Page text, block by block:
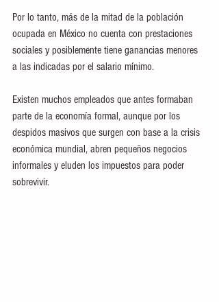
Por lo tanto, más de la mitad de la población
ocupada en México no cuenta con prestaciones
sociales y posiblemente tiene ganancias menores
a las indicadas por el salario mínimo.
Existen muchos empleados que antes formaban
parte de la economía formal, aunque por los
despidos masivos que surgen con base a la crisis
económica mundial, abren pequeños negocios
informales y eluden los impuestos para poder
sobrevivir.